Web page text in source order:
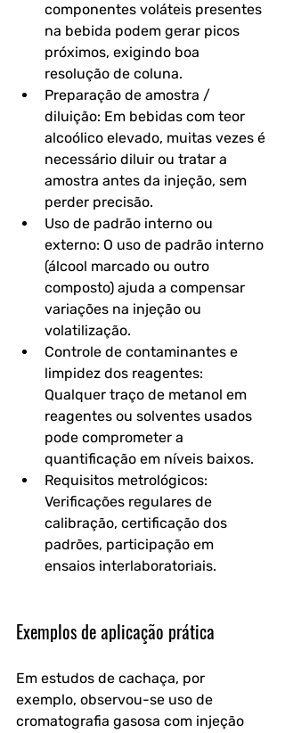
componentes voláteis presentes
na bebida podem gerar picos
próximos, exigindo boa
resolução de coluna.
Preparação de amostra /
diluição: Em bebidas com teor
alcoólico elevado, muitas vezes é
necessário diluir ou tratar a
amostra antes da injeção, sem
perder precisão.
Uso de padrão interno ou
externo: O uso de padrão interno
(álcool marcado ou outro
composto) ajuda a compensar
variações na injeção ou
volatilização.
Controle de contaminantes e
limpidez dos reagentes:
Qualquer traço de metanol em
reagentes ou solventes usados
pode comprometer a
quantificação em níveis baixos.
Requisitos metrológicos:
Verificações regulares de
calibração, certificação dos
padrões, participação em
ensaios interlaboratoriais.
Exemplos de aplicação prática
Em estudos de cachaça, por
exemplo, observou-se uso de
cromatografia gasosa com injeção